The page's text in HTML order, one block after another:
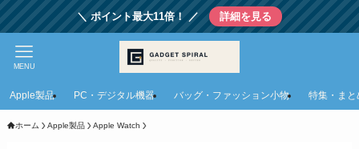
＼ ポイント最大11倍！ ／ 詳細を見る
MENU
Apple製品 PC・デジタル機器 バッグ・ファッション小物 特集・まと
ホーム Apple製品 Apple Watch